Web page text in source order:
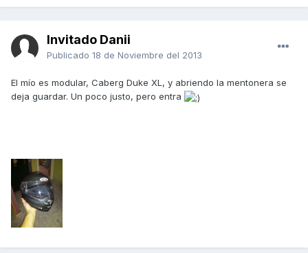
Invitado Danii
Publicado 18 de Noviembre del 2013
El mío es modular, Caberg Duke XL, y abriendo la mentonera se
deja guardar. Un poco justo, pero entra